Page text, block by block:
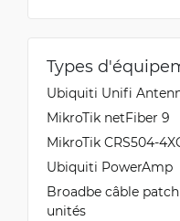
Types
Ubiquiti Unifi
MikroTik netFiber 9
MikroTik CRS504-
Ubiquiti PowerAmp
Broadbe câble
unités